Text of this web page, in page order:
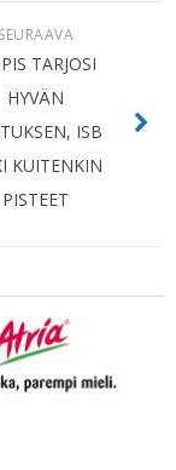
SEURAAVA
TARJOSI
HYVÄN
ISB
KUITENKIN
PISTEET